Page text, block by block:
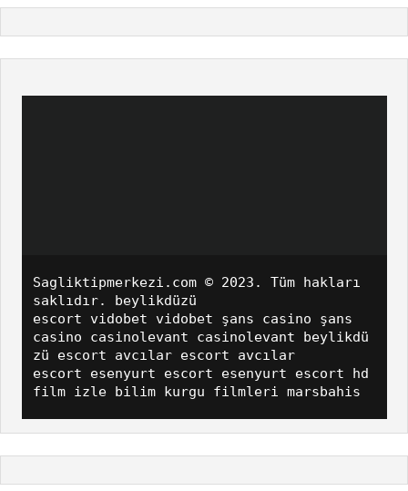
Sagliktipmerkezi.com© 2023. Tüm hakları
saklıdır.
beylikdüzü
escort
vidobet vidobet şans casino
şans
casino
casinolevant casinolevant
beylikdü
zü escort
avcılar escort
avcılar
escort
esenyurt escort esenyurt escort
hd
film izle
bilim kurgu filmleri marsbahis